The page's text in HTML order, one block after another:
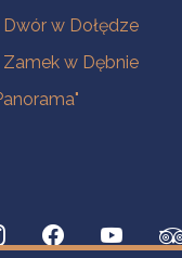
w Dołędze
w Dębnie